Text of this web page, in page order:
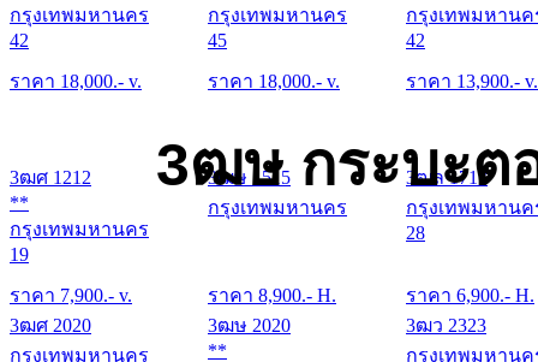
กรุงเทพมหานคร
42
ราคา 18,000.- v.
กรุงเทพมหานคร
45
ราคา 18,000.- v.
กรุงเทพมหานค
42
ราคา 13,900.- v.
3ฒษ กระบะต
3ฒศ 1212
**
กรุงเทพมหานคร
19
ราคา 7,900.- v.
3ฒษ 1515
กรุงเทพมหานคร
ราคา 8,900.- H.
3ฒล 1717
กรุงเทพมหานค
28
ราคา 6,900.- H.
3ฒศ 2020
กรุงเทพมหานคร
3ฒษ 2020
**
3ฒว 2323
กรุงเทพมหานค